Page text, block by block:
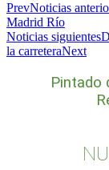
PrevNoticias
Madrid Río
Noticias siguientes
la carreteraNext
Pintado